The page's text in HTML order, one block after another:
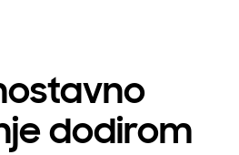
dodirom